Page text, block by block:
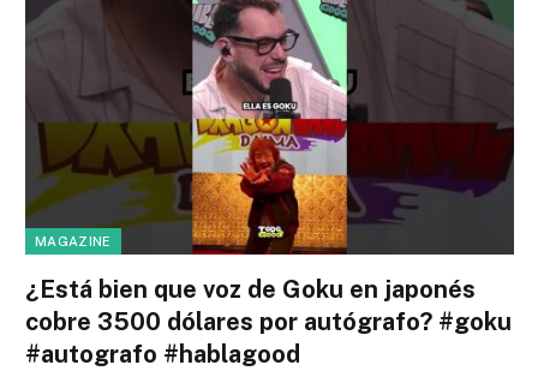
MAGAZINE
¿Está bien que voz de Goku en japonés
cobre 3500 dólares por autógrafo? #goku
#autografo #hablagood